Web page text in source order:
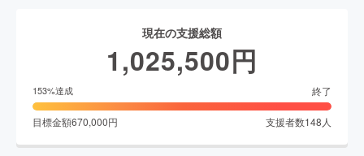
現在の支援総額
1,025,500円
153%達成 終了
目標金額670,000円 支援者数148 人